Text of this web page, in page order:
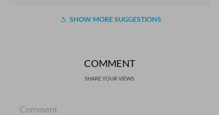
SHOW MORE SUGGESTIONS
COMMENT
SHARE YOUR VIEWS
Comment